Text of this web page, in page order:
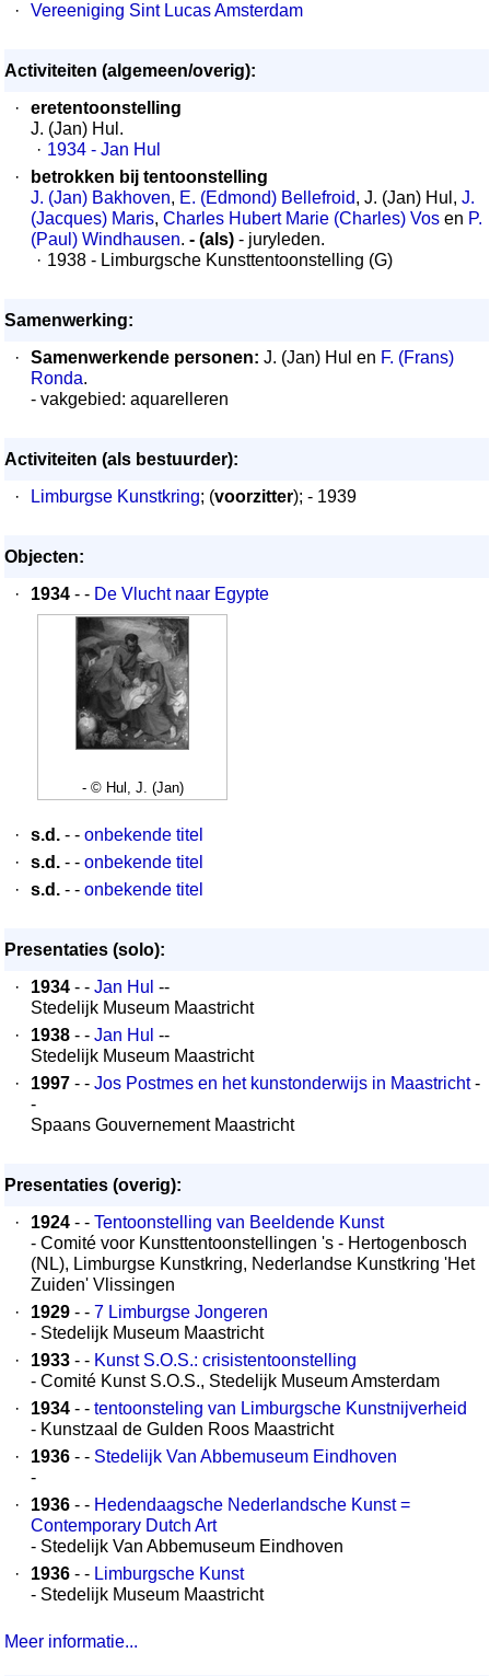
· Vereeniging Sint Lucas Amsterdam
Activiteiten (algemeen/overig):
·
eretentoonstelling
J. (Jan) Hul.
· 1934 - Jan Hul
·
betrokken bij tentoonstelling
J. (Jan) Bakhoven, E. (Edmond) Bellefroid, J. (Jan) Hul, J.
(Jacques) Maris, Charles Hubert Marie (Charles) Vos en P.
(Paul) Windhausen. - (als) - juryleden.
· 1938 - Limburgsche Kunsttentoonstelling (G)
Samenwerking:
·
Samenwerkende personen: J. (Jan) Hul en F. (Frans)
Ronda.
- vakgebied: aquarelleren
Activiteiten (als bestuurder):
·
Limburgse Kunstkring; (voorzitter); - 1939
Objecten:
·
1934 - - De Vlucht naar Egypte
- © Hul, J. (Jan)
· s.d. - - onbekende titel
·
s.d. - - onbekende titel
·
s.d. - - onbekende titel
Presentaties (solo):
·
1934 - - Jan Hul --
Stedelijk Museum Maastricht
·
1938 - - Jan Hul --
Stedelijk Museum Maastricht
·
1997 - - Jos Postmes en het kunstonderwijs in Maastricht-
-
Spaans Gouvernement Maastricht
Presentaties (overig):
·
1924 - - Tentoonstelling van Beeldende Kunst
- Comité voor Kunsttentoonstellingen 's - Hertogenbosch
(NL), Limburgse Kunstkring, Nederlandse Kunstkring 'Het
Zuiden' Vlissingen
·
1929 - - 7 Limburgse Jongeren
- Stedelijk Museum Maastricht
·
1933 - - Kunst S.O.S.: crisistentoonstelling
- Comité Kunst S.O.S., Stedelijk Museum Amsterdam
·
1934 - - tentoonsteling van Limburgsche Kunstnijverheid
- Kunstzaal de Gulden Roos Maastricht
·
1936 - - Stedelijk Van Abbemuseum Eindhoven
-
·
1936 - - Hedendaagsche Nederlandsche Kunst =
Contemporary Dutch Art
- Stedelijk Van Abbemuseum Eindhoven
·
1936 - - Limburgsche Kunst
- Stedelijk Museum Maastricht
Meer informatie...